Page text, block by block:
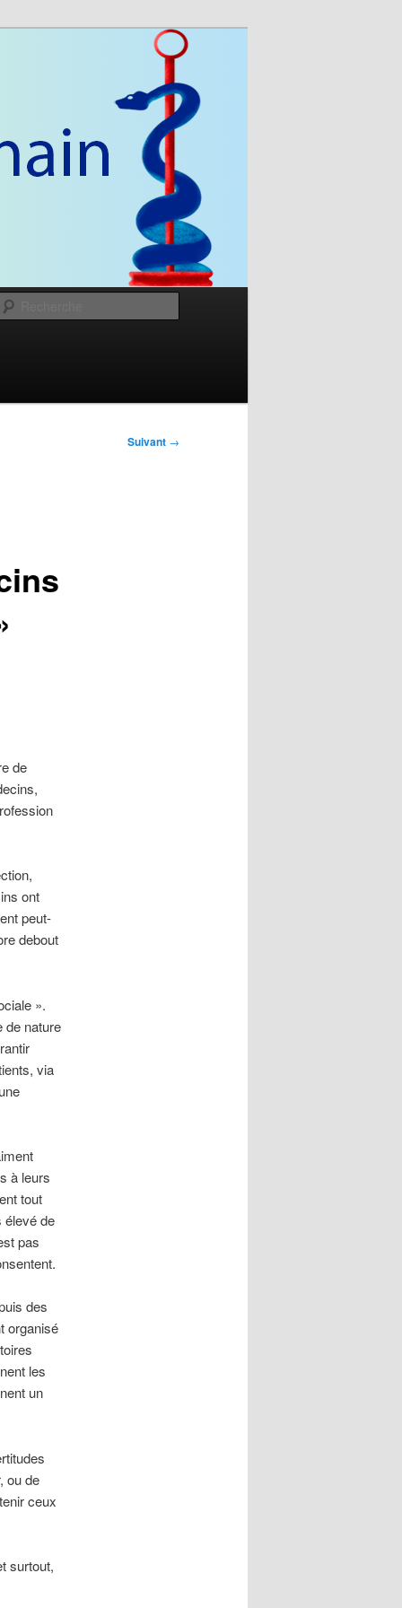
Suivant →
de
ont
peut-
debout
».
de nature
via
à leurs
tout
élevé de
pas
des
organisé
les
un
ou de
ceux
surtout,